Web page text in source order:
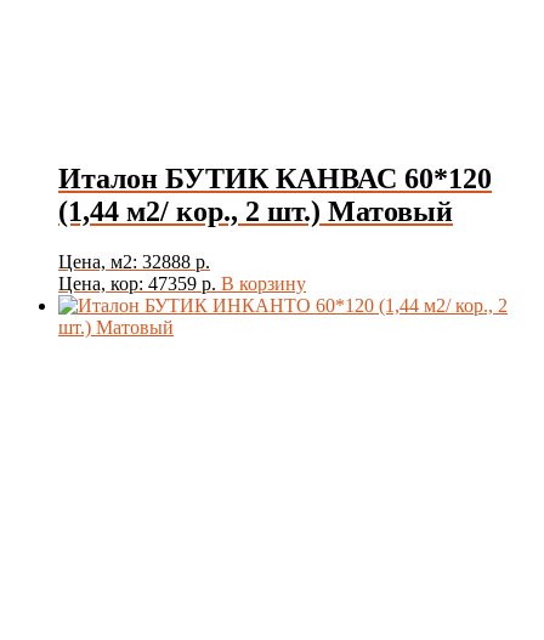
Товар Толщина Плитки
Показать
Италон БУТИК КАНВАС 60*120
(1,44 м2/ кор., 2 шт.) Матовый
Цена, м2: 32888 р.
Цена, кор: 47359 р. В корзину